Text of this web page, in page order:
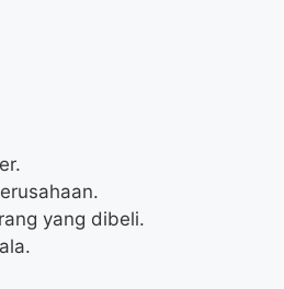
yang dibeli.